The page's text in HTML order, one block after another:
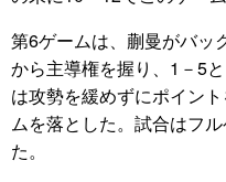
第6ゲームは、蒯曼がバッ
から主導権を握り、1－5
は攻勢を緩めずにポイン
ムを落とした。試合はフ
た。